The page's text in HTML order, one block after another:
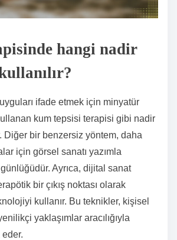
hangi nadir
ifade etmek için minyatür
kum tepsisi terapisi gibi nadir
Diğer bir benzersiz yöntem, daha
için görsel sanatı yazımla
Ayrıca, dijital sanat
bir çıkış noktası olarak
kullanır. Bu teknikler, kişisel
yaklaşımlar aracılığıyla